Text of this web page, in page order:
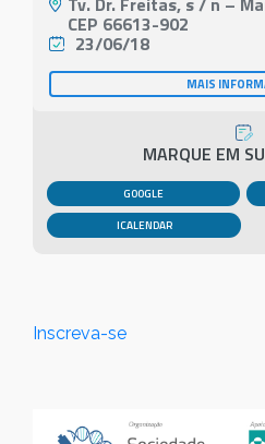
CEP 66613-902
23/06/18
MAIS
MARQUE EM
GOOGLE
Inscreva-se